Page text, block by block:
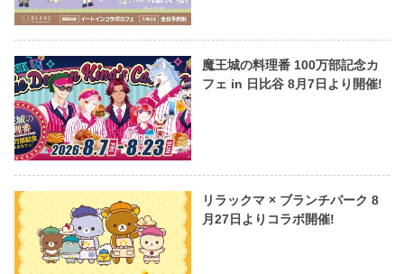
魔王城の料理番 100万部記念カ
フェ in 日比谷 8月7日より開催!
リラックマ × ブランチパーク 8
月27日よりコラボ開催!